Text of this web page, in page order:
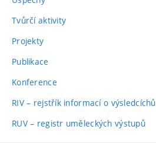
Tvůrčí aktivity
Projekty
Publikace
Konference
RIV – rejstřík informací o výsledcíchů
RUV – registr uměleckých výstupů